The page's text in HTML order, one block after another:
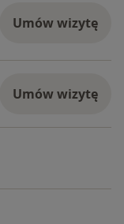
Umów wizytę
Umów wizytę